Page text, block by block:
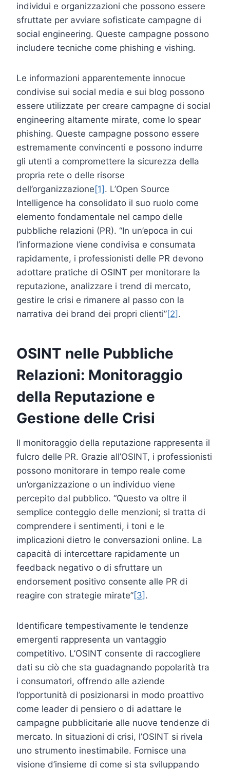
individui e organizzazioni che possono essere
sfruttate per avviare sofisticate campagne di
social engineering. Queste campagne possono
includere tecniche come phishing e vishing.
Le informazioni apparentemente innocue
condivise sui social media e sui blog possono
essere utilizzate per creare campagne di social
engineering altamente mirate, come lo spear
phishing. Queste campagne possono essere
estremamente convincenti e possono indurre
gli utenti a compromettere la sicurezza della
propria rete o delle risorse
dell’organizzazione[1]. L’Open Source
Intelligence ha consolidato il suo ruolo come
elemento fondamentale nel campo delle
pubbliche relazioni (PR). “In un’epoca in cui
l’informazione viene condivisa e consumata
rapidamente, i professionisti delle PR devono
adottare pratiche di OSINT per monitorare la
reputazione, analizzare i trend di mercato,
gestire le crisi e rimanere al passo con la
narrativa dei brand dei propri clienti”[2] .
OSINT nelle Pubbliche
Relazioni: Monitoraggio
della Reputazione e
Gestione delle Crisi
Il monitoraggio della reputazione rappresenta il
fulcro delle PR. Grazie all’OSINT, i professionisti
possono monitorare in tempo reale come
un’organizzazione o un individuo viene
percepito dal pubblico. “Questo va oltre il
semplice conteggio delle menzioni; si tratta di
comprendere i sentimenti, i toni e le
implicazioni dietro le conversazioni online. La
capacità di intercettare rapidamente un
feedback negativo o di sfruttare un
endorsement positivo consente alle PR di
reagire con strategie mirate”[3] .
Identificare tempestivamente le tendenze
emergenti rappresenta un vantaggio
competitivo. L’OSINT consente di raccogliere
dati su ciò che sta guadagnando popolarità tra
i consumatori, offrendo alle aziende
l’opportunità di posizionarsi in modo proattivo
come leader di pensiero o di adattare le
campagne pubblicitarie alle nuove tendenze di
mercato. In situazioni di crisi, l’OSINT si rivela
uno strumento inestimabile. Fornisce una
visione d’insieme di come si sta sviluppando